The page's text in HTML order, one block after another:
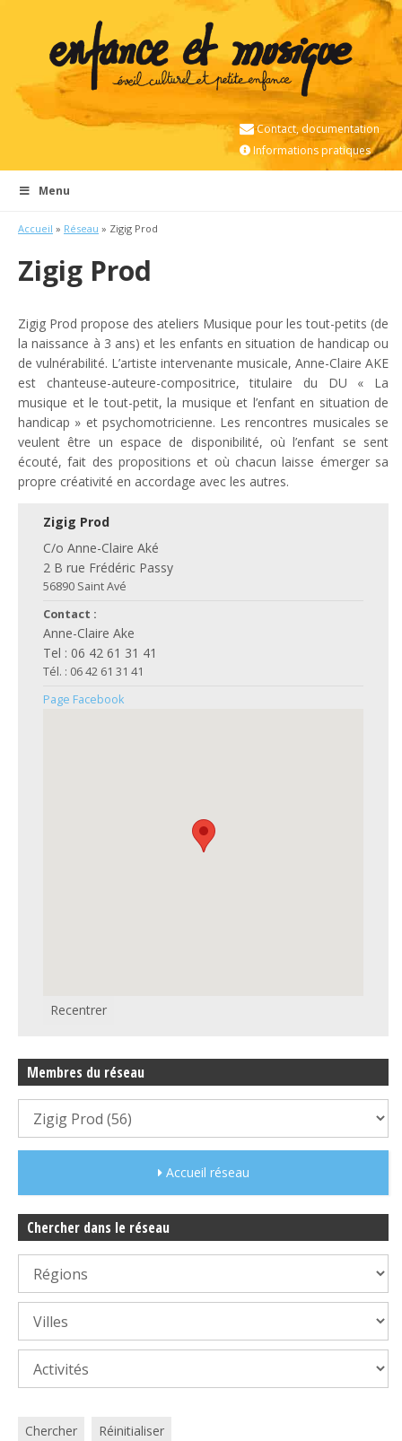
Contact, documentation
Informations pratiques
Menu
Accueil » Réseau » Zigig Prod
Zigig Prod
Zigig Prod propose des ateliers Musique pour les tout-petits (de
la naissance à 3 ans) et les enfants en situation de handicap ou
de vulnérabilité. L’artiste intervenante musicale, Anne-Claire AKE
est chanteuse-auteure-compositrice, titulaire du DU « La
musique et le tout-petit, la musique et l’enfant en situation de
handicap » et psychomotricienne. Les rencontres musicales se
veulent être un espace de disponibilité, où l’enfant se sent
écouté, fait des propositions et où chacun laisse émerger sa
propre créativité en accordage avec les autres.
Zigig Prod
C/o Anne-Claire Aké
2 B rue Frédéric Passy
56890 Saint Avé
Contact :
Anne-Claire Ake
Tel : 06 42 61 31 41
Tél. : 06 42 61 31 41
Page Facebook
Recentrer
Membres du réseau
Accueil réseau
Chercher dans le réseau
Chercher Réinitialiser